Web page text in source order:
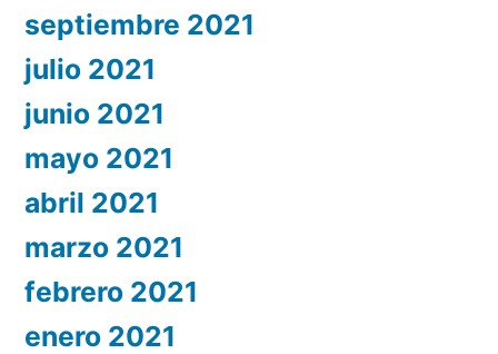
septiembre 2021
julio 2021
junio 2021
mayo 2021
abril 2021
marzo 2021
febrero 2021
enero 2021